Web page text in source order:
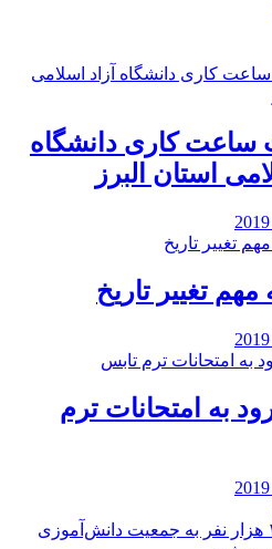
ساعت کاری دانشگاه
استان البرز
مهم تغییر تاریخ
به امتحانات ترم